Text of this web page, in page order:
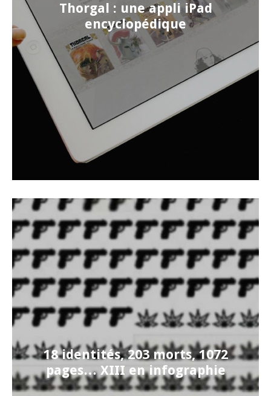
Thorgal : une appli iPad
encyclopédique
18 identités, 203 morts, 1072
pages… XIII en infographie